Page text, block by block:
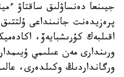
جيىنعا دەنساۋلىق ساقتاۋ
پرەزيدەنت جانىنداعى
اقىلبەك كۇرىشبايەۆ،
ورىندارى مەن عىلىمي
ورگانداردىڭ وكىلدەرى،